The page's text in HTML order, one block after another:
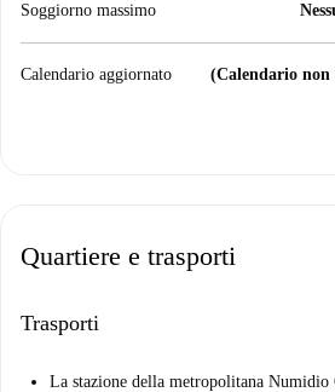
Soggiorno massimo
Calendario aggiornato (Calendario non
Quartiere e trasporti
Trasporti
La stazione della metropolitana Numidio